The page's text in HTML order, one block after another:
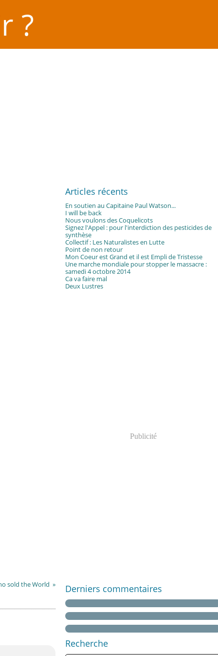
?
sold the World
Articles récents
En soutien au Capitaine Paul Watson...
I will be back
Nous voulons des Coquelicots
Signez l'Appel : pour l'interdiction des pesticides de
synthèse
Collectif : Les Naturalistes en Lutte
Point de non retour
Mon Coeur est Grand et il est Empli de Tristesse
Une marche mondiale pour stopper le massacre :
samedi 4 octobre 2014
Ca va faire mal
Deux Lustres
Publicité
Derniers commentaires
Recherche